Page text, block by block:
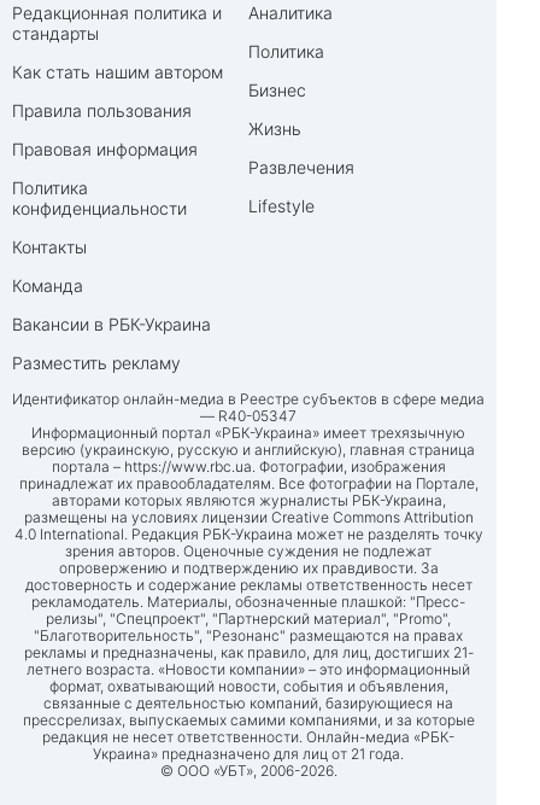
Редакционная политика и
стандарты
Как стать нашим автором
Правила пользования
Правовая информация
Политика
конфиденциальности
Контакты
Команда
Вакансии в РБК-Украина
Разместить рекламу
Аналитика
Политика
Бизнес
Жизнь
Развлечения
Lifestyle
Идентификатор онлайн-медиа в Реестре субъектов в сфере медиа
— R40-05347
Информационный портал «РБК-Украина» имеет трехязычную
версию (украинскую, русскую и английскую), главная страница
портала – https://www.rbc.ua . Фотографии, изображения
принадлежат их правообладателям. Все фотографии на Портале,
авторами которых являются журналисты РБК-Украина,
размещены на условиях лицензии Creative Commons Attribution
4.0 International. Редакция РБК-Украина может не разделять точку
зрения авторов. Оценочные суждения не подлежат
опровержению и подтверждению их правдивости. За
достоверность и содержание рекламы ответственность несет
рекламодатель. Материалы, обозначенные плашкой: "Пресс-
релизы", "Спецпроект", "Партнерский материал", "Promo",
"Благотворительность", "Резонанс" размещаются на правах
рекламы и предназначены, как правило, для лиц, достигших 21-
летнего возраста. «Новости компании» – это информационный
формат, охватывающий новости, события и объявления,
связанные с деятельностью компаний, базирующиеся на
прессрелизах, выпускаемых самими компаниями, и за которые
редакция не несет ответственности. Онлайн-медиа «РБК-
Украина» предназначено для лиц от 21 года.
© ООО «УБТ», 2006-2026.